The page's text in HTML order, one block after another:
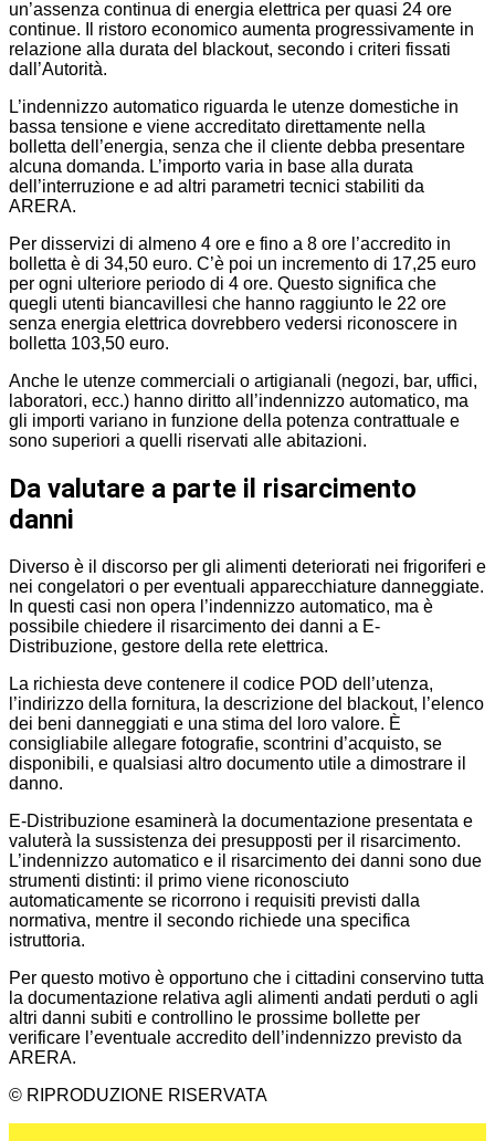
un’assenza continua di energia elettrica per quasi 24 ore
continue. Il ristoro economico aumenta progressivamente in
relazione alla durata del blackout, secondo i criteri fissati
dall’Autorità.
L’indennizzo automatico riguarda le utenze domestiche in
bassa tensione e viene accreditato direttamente nella
bolletta dell’energia, senza che il cliente debba presentare
alcuna domanda. L’importo varia in base alla durata
dell’interruzione e ad altri parametri tecnici stabiliti da
ARERA.
Per disservizi di almeno 4 ore e fino a 8 ore l’accredito in
bolletta è di 34,50 euro. C’è poi un incremento di 17,25 euro
per ogni ulteriore periodo di 4 ore. Questo significa che
quegli utenti biancavillesi che hanno raggiunto le 22 ore
senza energia elettrica dovrebbero vedersi riconoscere in
bolletta 103,50 euro.
Anche le utenze commerciali o artigianali (negozi, bar, uffici,
laboratori, ecc.) hanno diritto all’indennizzo automatico, ma
gli importi variano in funzione della potenza contrattuale e
sono superiori a quelli riservati alle abitazioni.
Da valutare a parte il risarcimento
danni
Diverso è il discorso per gli alimenti deteriorati nei frigoriferi e
nei congelatori o per eventuali apparecchiature danneggiate.
In questi casi non opera l’indennizzo automatico, ma è
possibile chiedere il risarcimento dei danni a E-
Distribuzione, gestore della rete elettrica.
La richiesta deve contenere il codice POD dell’utenza,
l’indirizzo della fornitura, la descrizione del blackout, l’elenco
dei beni danneggiati e una stima del loro valore. È
consigliabile allegare fotografie, scontrini d’acquisto, se
disponibili, e qualsiasi altro documento utile a dimostrare il
danno.
E-Distribuzione esaminerà la documentazione presentata e
valuterà la sussistenza dei presupposti per il risarcimento.
L’indennizzo automatico e il risarcimento dei danni sono due
strumenti distinti: il primo viene riconosciuto
automaticamente se ricorrono i requisiti previsti dalla
normativa, mentre il secondo richiede una specifica
istruttoria.
Per questo motivo è opportuno che i cittadini conservino tutta
la documentazione relativa agli alimenti andati perduti o agli
altri danni subiti e controllino le prossime bollette per
verificare l’eventuale accredito dell’indennizzo previsto da
ARERA.
© RIPRODUZIONE RISERVATA